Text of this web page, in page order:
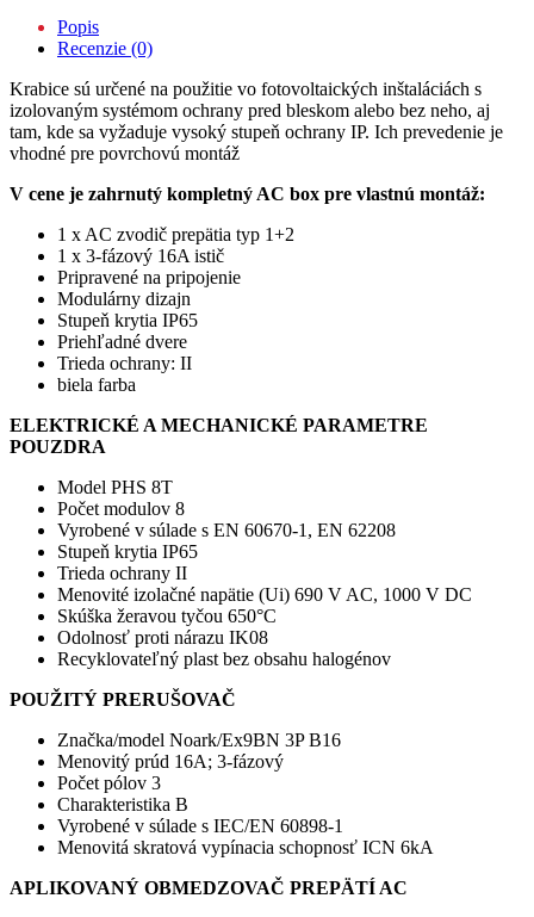
Popis
Recenzie (0)
Krabice sú určené na použitie vo fotovoltaických inštaláciách s
izolovaným systémom ochrany pred bleskom alebo bez neho, aj
tam, kde sa vyžaduje vysoký stupeň ochrany IP. Ich prevedenie je
vhodné pre povrchovú montáž
V cene je zahrnutý kompletný AC box pre vlastnú montáž:
1 x AC zvodič prepätia typ 1+2
1 x 3-fázový 16A istič
Pripravené na pripojenie
Modulárny dizajn
Stupeň krytia IP65
Priehľadné dvere
Trieda ochrany: II
biela farba
ELEKTRICKÉ A MECHANICKÉ PARAMETRE
POUZDRA
Model PHS 8T
Počet modulov 8
Vyrobené v súlade s EN 60670-1, EN 62208
Stupeň krytia IP65
Trieda ochrany II
Menovité izolačné napätie (Ui) 690 V AC, 1000 V DC
Skúška žeravou tyčou 650°C
Odolnosť proti nárazu IK08
Recyklovateľný plast bez obsahu halogénov
POUŽITÝ PRERUŠOVAČ
Značka/model Noark/Ex9BN 3P B16
Menovitý prúd 16A; 3-fázový
Počet pólov 3
Charakteristika B
Vyrobené v súlade s IEC/EN 60898-1
Menovitá skratová vypínacia schopnosť ICN 6kA
APLIKOVANÝ OBMEDZOVAČ PREPÄTÍ AC